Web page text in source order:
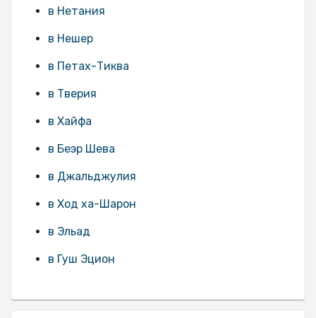
в Нетания
в Нешер
в Петах-Тиква
в Тверия
в Хайфа
в Беэр Шева
в Джальджулия
в Ход ха-Шарон
в Эльад
в Гуш Эцион